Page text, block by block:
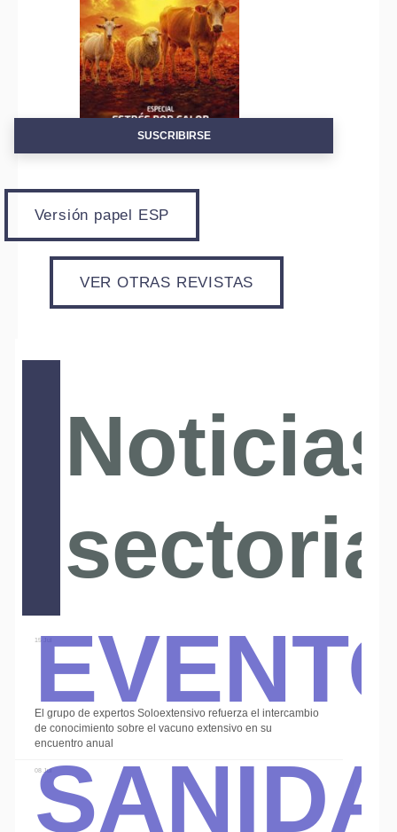
SUSCRIBIRSE
Versión papel ESP
VER OTRAS REVISTAS
Noticias
15 Jul
El grupo de expertos Soloextensivo refuerza el intercambio
de conocimiento sobre el vacuno extensivo en su
encuentro anual
08 Jul